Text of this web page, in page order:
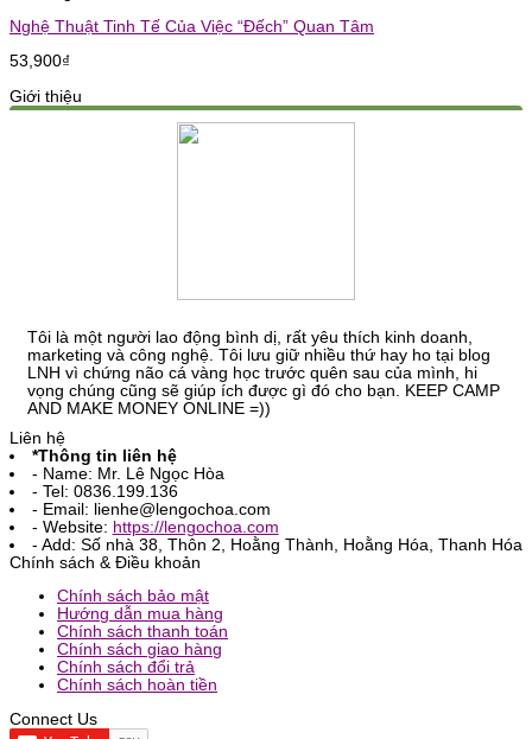
Nghệ Thuật Tinh Tế Của Việc “Đếch” Quan Tâm
53,900₫
Giới thiệu
Tôi là một người lao động bình dị, rất yêu thích kinh doanh,
marketing và công nghệ. Tôi lưu giữ nhiều thứ hay ho tại blog
LNH vì chứng não cá vàng học trước quên sau của mình, hi
vọng chúng cũng sẽ giúp ích được gì đó cho bạn. KEEP CAMP
AND MAKE MONEY ONLINE =))
Liên hệ
*Thông tin liên hệ
- Name: Mr. Lê Ngọc Hòa
- Tel: 0836.199.136
- Email: lienhe@lengochoa.com
- Website: https://lengochoa.com
- Add: Số nhà 38, Thôn 2, Hoằng Thành, Hoằng Hóa, Thanh Hóa
Chính sách & Điều khoản
Chính sách bảo mật
Hướng dẫn mua hàng
Chính sách thanh toán
Chính sách giao hàng
Chính sách đổi trả
Chính sách hoàn tiền
Connect Us